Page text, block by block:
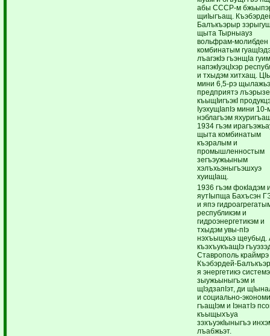
абы СССР-м
щиIыгъащ.
Балъкъэрыр
щыта Тырныауз
вольфрам-молибден
комбинатым
лъагэкIэ гъэнщIа
напэкIуэцIхэр
и тхыдэм хитхащ.
мини 6,5-рэ
предприятэ
къыщIигъэкI
IуэхущIапIэ мини 10-
нэблагъэм
1934 гъэм
щыта комбинатым
къэралым и
промышленностым
зегъэужьыным
хэлъхьэныгъэшхуэ
хуищIащ.
1936 гъэм фокIадэм
яутIыпща Бахъсэн
и япэ
республикэм и
гидроэнергетикэм и
тхыдэм увы-пIэ
нэхъыщхьэ щеубыд.
къэхъукъащIэ
Ставрополь краймрэ
Къэбэрдей-
я энергетикэ
зыужьыныгъэм и
щIэдзапIэт, ди
и социально-
гъащIэм и IэнатIэ
къыщыхъуа
зэхъуэкIыныгъэ
лъабжьэт.